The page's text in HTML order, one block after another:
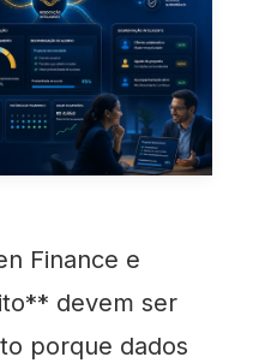
Finance e
devem ser
porque dados